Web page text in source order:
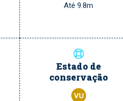
Até 9.8m
Estado de
conservação